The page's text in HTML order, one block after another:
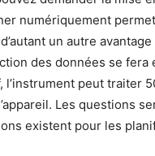
numériquement
un autre
des données se
peut traiter
Les questions
existent pour les